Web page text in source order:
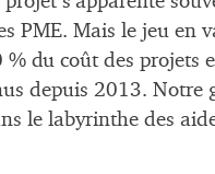
PME. Mais le jeu en
du coût des projets
depuis 2013. Notre
le labyrinthe des